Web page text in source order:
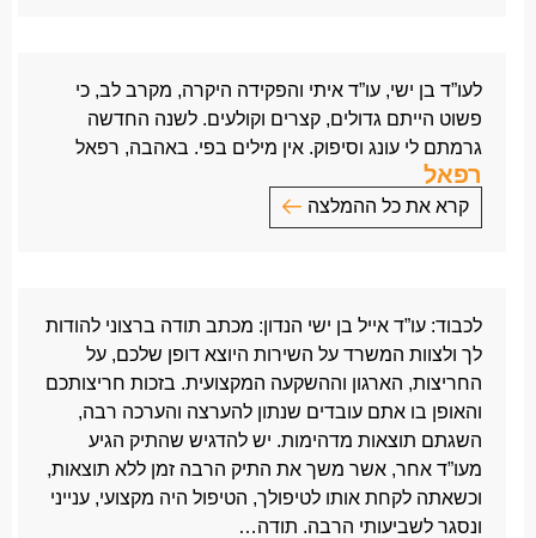
למקצוע.
תודה רבה, צוף כחלון
אייל רציתי להודות לך על הדאגה והאכפתיות
על העברת נתונים וההסברים שעזרו לי להבין הכל.
על הטיפול המסור ובעיקר על מי שאתה!
נשתמע בדברים טובים
המון המון תודות!!!
לעו”ד בן ישי, עו”ד איתי והפקידה היקרה, מקרב לב, כי
פשוט הייתם גדולים, קצרים וקולעים. לשנה החדשה
גרמתם לי עונג וסיפוק. אין מילים בפי. באהבה, רפאל
רפאל
קרא את כל ההמלצה
אין מילים בפי.
באהבה,
רפאל
לכבוד: עו”ד אייל בן ישי הנדון: מכתב תודה ברצוני להודות
לך ולצוות המשרד על השירות היוצא דופן שלכם, על
החריצות, הארגון וההשקעה המקצועית. בזכות חריצותכם
והאופן בו אתם עובדים שנתון להערצה והערכה רבה,
השגתם תוצאות מדהימות. יש להדגיש שהתיק הגיע
מעו”ד אחר, אשר משך את התיק הרבה זמן ללא תוצאות,
וכשאתה לקחת אותו לטיפולך, הטיפול היה מקצועי, ענייני
ונסגר לשביעותי הרבה. תודה…